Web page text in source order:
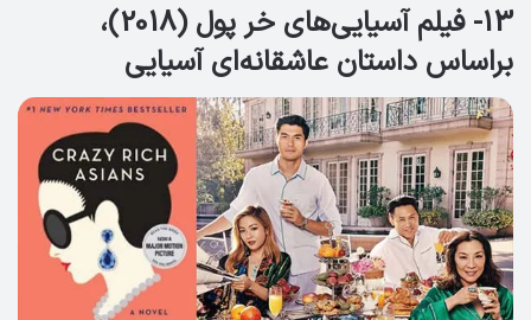
13- فیلم آسیایی‌های خر پول (2018)،
براساس داستان عاشقانه‌‌ای آسیایی